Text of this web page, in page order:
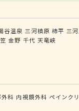
谷温泉 三河槙原 柿平 三
金野 千代 天竜峡
科 内視鏡外科 ペインク